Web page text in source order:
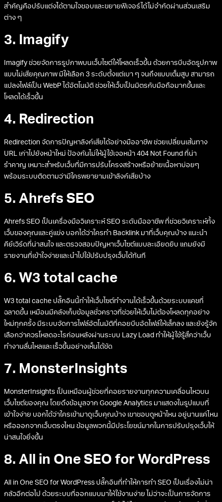
สำคัญคือปรับแต่งได้ตามใจชอบและขยายฟีเจอร์ได้ไม่จำกัดผ่านส่วนเสริม
ต่าง ๆ
3. Imagify
Imagify ช่วยจัดการรูปภาพบนเว็บไซต์ให้โหลดเร็วขึ้น ด้วยการบีบอัดรูปภาพ
แบบไม่เสียคุณภาพ มีให้เลือก 3 ระดับตั้งแต่เบา ๆ จนถึงแบบเต็มสูบ สามารถ
แปลงไฟล์เป็น WebP ได้อัตโนมัติ ช่วยให้เว็บเป็นมิตรกับมือถือมากขึ้นและ
โหลดได้เร็วขึ้น
4. Redirection
Redirection จัดการปัญหาลิงก์เสียได้อย่างมืออาชีพ ช่วยเปลี่ยนเส้นทาง
URL เก่าไปยังหน้าใหม่ ป้องกันไม่ให้ผู้ใช้เจอหน้า 404 Not Found ที่น่า
รำคาญ เหมาะสำหรับเว็บที่มีการปรับโครงสร้างหรือย้ายเนื้อหาบ่อยๆ
พร้อมระบบติดตามว่ามีใครพยายามเข้าลิงก์เสียบ้าง
5. Ahrefs SEO
Ahrefs SEO เป็นเครื่องมือวิเคราะห์ SEO ระดับมืออาชีพ ที่ช่วยวิเคราะห์ทั้ง
เว็บของคุณและคู่แข่ง บอกได้ว่าใครทำ Backlink มาที่เว็บคุณบ้าง แนะนำ
คีย์เวิร์ดที่น่าสนใจ และตรวจสอบปัญหาเว็บไซต์แบบละเอียดยิบ แถมยังมี
รายงานที่เข้าใจง่ายและนำไปใช้ปรับปรุงเว็บได้ทันที
6. W3 total cache
W3 total cache ปลั๊กอินนี้ทำให้เว็บไซต์ทำงานได้เร็วขึ้นด้วยระบบแคชที่
ฉลาดขึ้น เหมือนมีคลังเก็บข้อมูลชั่วคราวที่ช่วยให้เว็บไม่ต้องโหลดทุกอย่าง
ใหม่ทุกครั้ง มีระบบจัดการไฟล์อัตโนมัติที่คอยบีบอัดไฟล์ให้เล็กลง และยังรู้จัก
เลือกว่าควรโหลดอะไรก่อนหลังผ่านระบบ Lazy Load ทำให้ผู้ใช้รู้สึกว่าเว็บ
ทำงานลื่นไหลและเร็วขึ้นอย่างเห็นได้ชัด
7. MonsterInsights
MonsterInsights เป็นเหมือนผู้ช่วยที่คอยรายงานทุกความเคลื่อนไหวบน
เว็บไซต์ของคุณ โดยดึงข้อมูลจาก Google Analytics มาแสดงในรูปแบบที่
เข้าใจง่าย บอกได้ว่าใครเข้ามาดูเว็บคุณบ้าง เขาชอบดูหน้าไหน อยู่นานแค่ไหน
หรือออกจากเว็บตรงไหน ข้อมูลพวกนี้มีประโยชน์มากในการปรับปรุงเว็บให้
น่าสนใจยิ่งขึ้น
8. All in One SEO for WordPress
All in One SEO for WordPress ปลั๊กอินที่ทำให้การทำ SEO เป็นเรื่องไม่น่า
กลัวอีกต่อไป ด้วยระบบที่ออกแบบมาให้ใช้งานง่าย ไม่ว่าจะเป็นการจัดการ